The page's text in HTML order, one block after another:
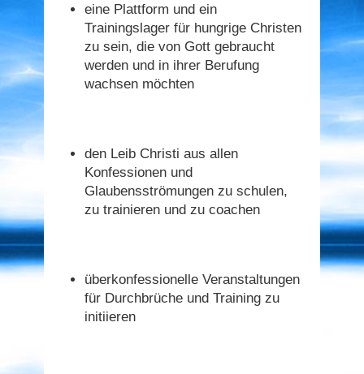
eine Plattform und ein
Trainingslager für hungrige Christen
zu sein, die von Gott gebraucht
werden und in ihrer Berufung
wachsen möchten
den Leib Christi aus allen
Konfessionen und
Glaubensströmungen zu schulen,
zu trainieren und zu coachen
überkonfessionelle Veranstaltungen
für Durchbrüche und Training zu
initiieren